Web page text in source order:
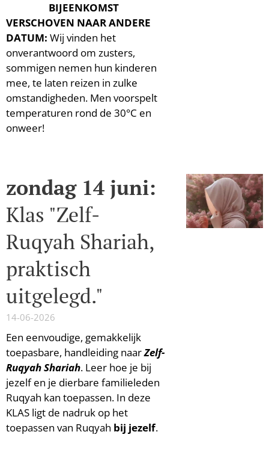
BIJEENKOMST
VERSCHOVEN NAAR ANDERE
DATUM: Wij vinden het
onverantwoord om zusters,
sommigen nemen hun kinderen
mee, te laten reizen in zulke
omstandigheden. Men voorspelt
temperaturen rond de 30°C en
onweer!
zondag 14 juni:
Klas "Zelf-
Ruqyah Shariah,
praktisch
uitgelegd."
14-06-2026
Een eenvoudige, gemakkelijk
toepasbare, handleiding naarZelf-
Ruqyah Shariah. Leer hoe je bij
jezelf en je dierbare familieleden
Ruqyah kan toepassen. In deze
KLAS ligt de nadruk op het
toepassen van Ruqyah bij jezelf.